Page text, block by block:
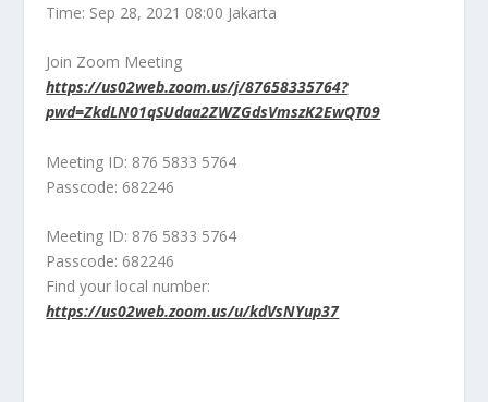
Time: Sep 28, 2021 08:00 Jakarta
Join Zoom Meeting
https://us02web.zoom.us/j/87658335764?
pwd=ZkdLN01qSUdaa2ZWZGdsVmszK2EwQT09
Meeting ID: 876 5833 5764
Passcode: 682246
Meeting ID: 876 5833 5764
Passcode: 682246
Find your local number:
https://us02web.zoom.us/u/kdVsNYup37